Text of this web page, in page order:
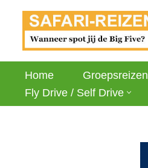
naar
Home Groepsreizen
Fly Drive / Self Drive